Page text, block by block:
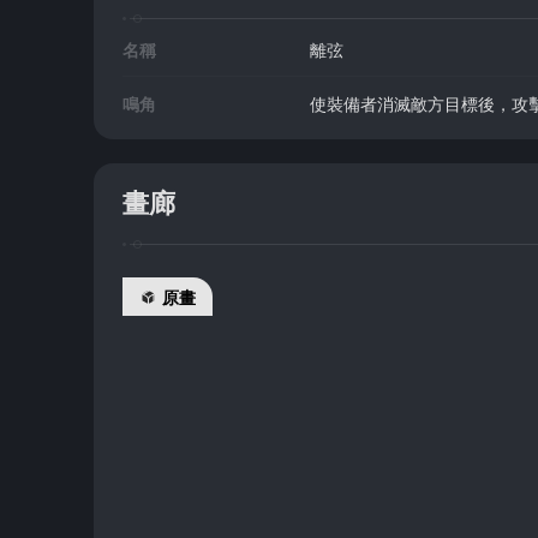
名稱 離弦
鳴角 使裝備者消滅敵方目標後，攻
畫廊
原畫